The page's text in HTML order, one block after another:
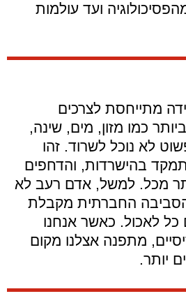
ועד עולמות
מתייחסת לצרכים
ביותר כמו מזון, מים, שינה,
לא נוכל לשרוד. זהו
בהישרדות, והדחפים
מכל. למשל, אדם רעב לא
הסביבה החברתית מקבלת
כל לאכול. כאשר אנחנו
מתפנה אצלנו מקום
יותר.